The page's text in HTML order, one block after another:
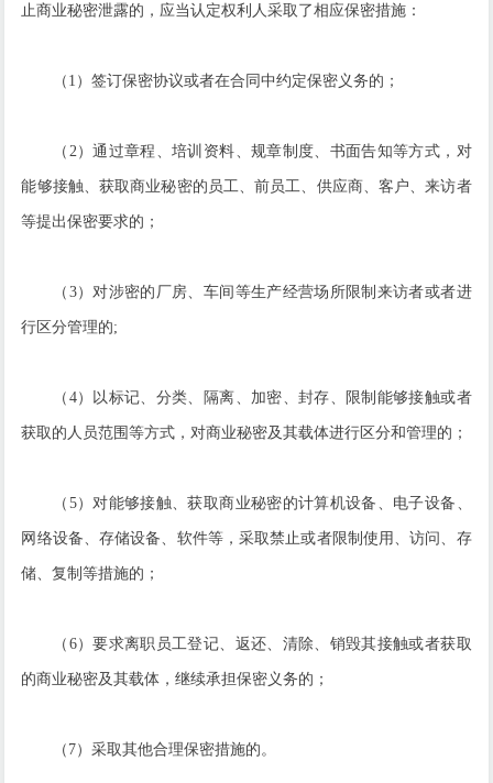
止商业秘密泄露的，应当认定权利人采取了相应保密措施：
（1）签订保密协议或者在合同中约定保密义务的；
（2）通过章程、培训资料、规章制度、书面告知等方式，对
能够接触、获取商业秘密的员工、前员工、供应商、客户、来访者
等提出保密要求的；
（3）对涉密的厂房、车间等生产经营场所限制来访者或者进
行区分管理的;
（4）以标记、分类、隔离、加密、封存、限制能够接触或者
获取的人员范围等方式，对商业秘密及其载体进行区分和管理的；
（5）对能够接触、获取商业秘密的计算机设备、电子设备、
网络设备、存储设备、软件等，采取禁止或者限制使用、访问、存
储、复制等措施的；
（6）要求离职员工登记、返还、清除、销毁其接触或者获取
的商业秘密及其载体，继续承担保密义务的；
（7）采取其他合理保密措施的。